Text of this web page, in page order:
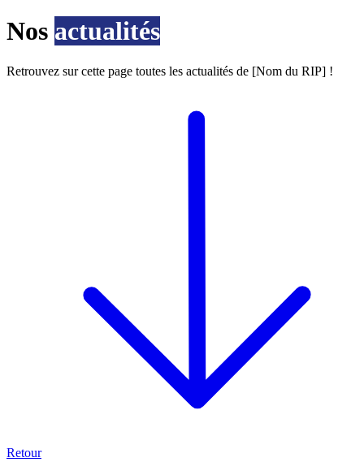
Nos actualités
Retrouvez sur cette page toutes les actualités de [Nom du RIP] !
Retour